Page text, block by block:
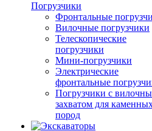
Погрузчики
Фронтальные
Вилочные погрузчики
Телескопические
погрузчики
Мини-погрузчики
Электрические
фронтальные
Погрузчики с
захватом для
пород